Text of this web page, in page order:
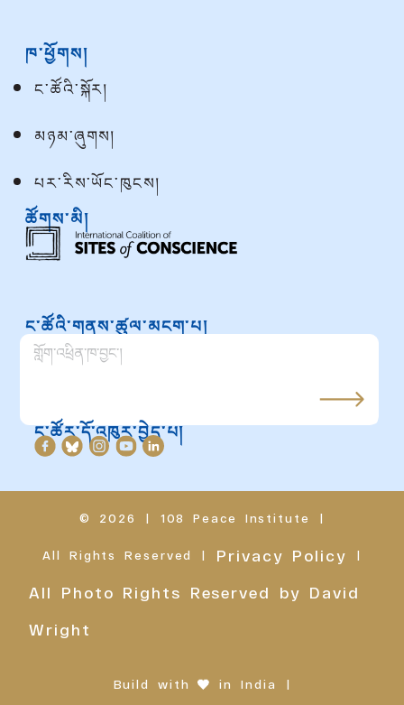
ཁ་ཕྱོགས།
ང་ཚོའི་སྐོར།
མཉམ་ཞུགས།
པར་རིས་ཡོང་ཁུངས།
ཚོགས་མི།
ང་ཚོའི་གནས་ཚུལ་མངག་པ།
ང་ཚོར་དོ་འཁུར་བྱེད་པ།
© 2026 | 108 Peace Institute |
All Rights Reserved | Privacy Policy |
All Photo Rights Reserved by David
Wright
Build with❤in India |